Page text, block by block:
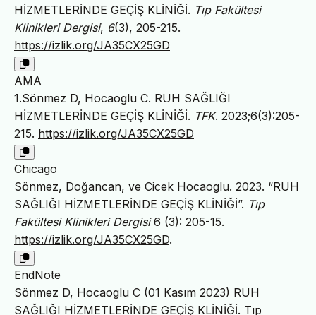
HİZMETLERİNDE GEÇİŞ KLİNİĞİ. Tıp Fakültesi
Klinikleri Dergisi, 6(3), 205-215.
https://izlik.org/JA35CX25GD
AMA
1.Sönmez D, Hocaoglu C. RUH SAĞLIĞI
HİZMETLERİNDE GEÇİŞ KLİNİĞİ. TFK. 2023;6(3):205-
215. https://izlik.org/JA35CX25GD
Chicago
Sönmez, Doğancan, ve Cicek Hocaoglu. 2023. “RUH
SAĞLIĞI HİZMETLERİNDE GEÇİŞ KLİNİĞİ”. Tıp
Fakültesi Klinikleri Dergisi6 (3): 205-15.
https://izlik.org/JA35CX25GD.
EndNote
Sönmez D, Hocaoglu C (01 Kasım 2023) RUH
SAĞLIĞI HİZMETLERİNDE GEÇİŞ KLİNİĞİ. Tıp